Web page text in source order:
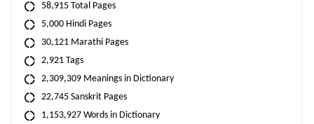
58,915 Total Pages
5,000 Hindi Pages
30,121 Marathi Pages
2,921 Tags
2,309,309 Meanings in Dictionary
22,745 Sanskrit Pages
1,153,927 Words in Dictionary